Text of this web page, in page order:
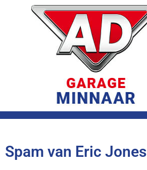
Spam van Eric Jones